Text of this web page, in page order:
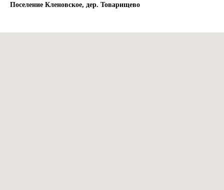
Поселение Кленовское, дер. Товарищево